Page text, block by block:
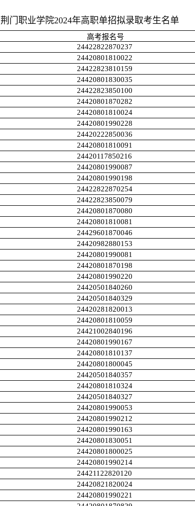
荆门职业学院2024年高职单招拟录取考生名单
高考报名号
24422822870237
24420801810022
24422823810159
24420801830035
24422823850100
24420801870282
24420801810024
24420801990228
24420222850036
24420801810091
24420117850216
24420801990087
24420801990198
24422822870254
24422823850079
24420801870080
24420801810081
24429601870046
24420982880153
24420801990081
24420801870198
24420801990220
24420501840260
24420501840329
24420281820013
24420801810059
24421002840196
24420801990167
24420801810137
24420801800045
24420501840357
24420801810324
24420501840327
24420801990053
24420801990212
24420801990163
24420801830051
24420801800025
24420801990214
24421122820120
24420821820024
24420801990221